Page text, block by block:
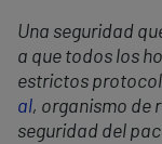
Una seguridad
a que todos los
estrictos
al, organismo de
seguridad del